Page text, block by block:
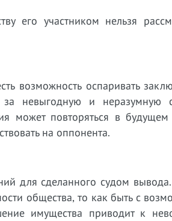
его участником нельзя
возможность оспаривать
за невыгодную и неразумную
может повторяться в
на оппонента.
для сделанного судом
общества, то как быть с
имущества приводит к